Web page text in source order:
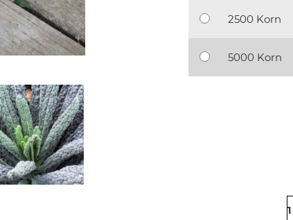
2500 Korn
5000 Korn